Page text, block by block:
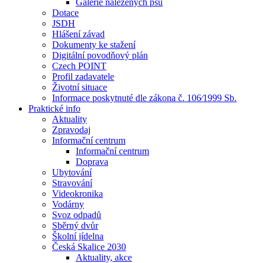
Galerie nalezených psů
Dotace
JSDH
Hlášení závad
Dokumenty ke stažení
Digitální povodňový plán
Czech POINT
Profil zadavatele
Životní situace
Informace poskytnuté dle zákona č. 106⁄1999 Sb.
Praktické info
Aktuality
Zpravodaj
Informační centrum
Informační centrum
Doprava
Ubytování
Stravování
Videokronika
Vodárny
Svoz odpadů
Sběrný dvůr
Školní jídelna
Česká Skalice 2030
Aktuality, akce